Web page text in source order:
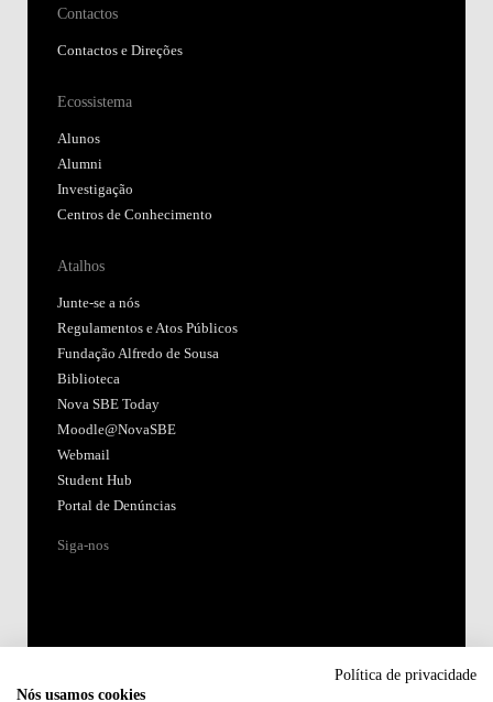
Contactos
Contactos e Direções
Ecossistema
Alunos
Alumni
Investigação
Centros de Conhecimento
Atalhos
Junte-se a nós
Regulamentos e Atos Públicos
Fundação Alfredo de Sousa
Biblioteca
Nova SBE Today
Moodle@NovaSBE
Webmail
Student Hub
Portal de Denúncias
Siga-nos
Política de privacidade
Nós usamos cookies